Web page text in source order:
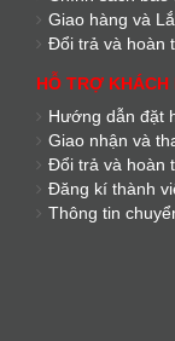
Giao hàng và
Đổi trả và hoàn
HỖ TRỢ KHÁCH
Hướng dẫn đặt
Giao nhận và
Đổi trả và hoàn
Đăng kí thành
Thông tin